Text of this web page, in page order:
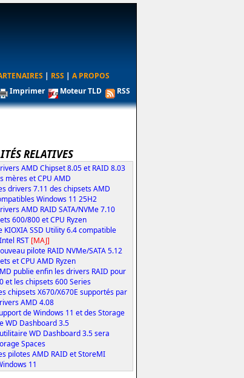
| RSS | A PROPOS
Imprimer Moteur TLD RSS
RELATIVES
AMD Chipset 8.05 et RAID 8.03
mères et CPU AMD
drivers 7.11 des chipsets AMD
Windows 11 25H2
AMD RAID SATA/NVMe 7.10
600/800 et CPU Ryzen
KIOXIA SSD Utility 6.4 compatible
RST [MAJ]
pilote RAID NVMe/SATA 5.12
et CPU AMD Ryzen
publie enfin les drivers RAID pour
et les chipsets 600 Series
chipsets X670/X670E supportés par
AMD 4.08
de Windows 11 et des Storage
WD Dashboard 3.5
WD Dashboard 3.5 sera
Spaces
pilotes AMD RAID et StoreMI
11